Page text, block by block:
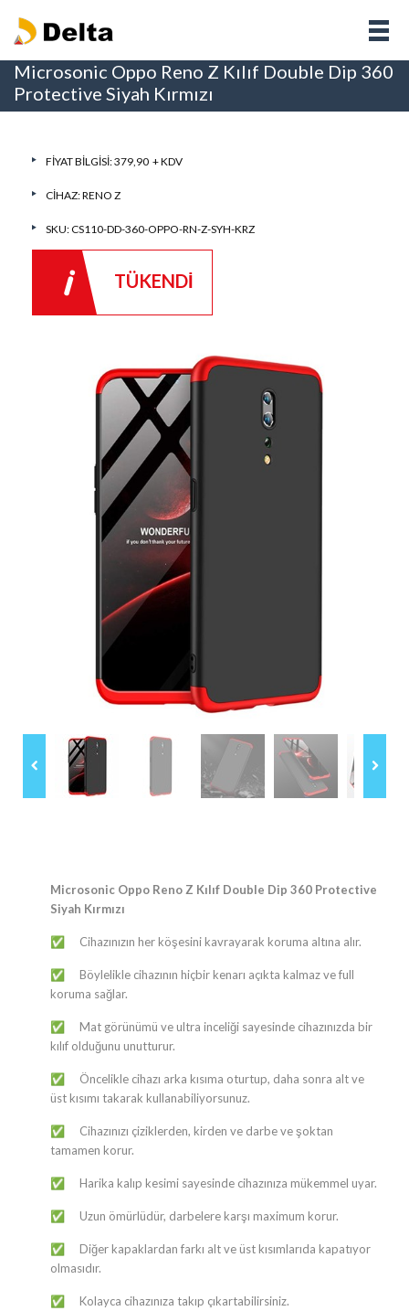
Microsonic Oppo Reno Z Kılıf Double Dip 360
Protective Siyah Kırmızı
FIYAT BILGISI: 379,90 + KDV
CIHAZ:RENO Z
SKU: CS110-DD-360-OPPO-RN-Z-SYH-KRZ
TÜKENDİ
Microsonic Oppo Reno Z Kılıf Double Dip 360 Protective
Siyah Kırmızı
✅ Cihazınızın her köşesini kavrayarak koruma altına alır.
✅ Böylelikle cihazının hiçbir kenarı açıkta kalmaz ve full
koruma sağlar.
✅ Mat görünümü ve ultra inceliği sayesinde cihazınızda bir
kılıf olduğunu unutturur.
✅ Öncelikle cihazı arka kısıma oturtup, daha sonra alt ve
üst kısımı takarak kullanabiliyorsunuz.
✅ Cihazınızı çiziklerden, kirden ve darbe ve şoktan
tamamen korur.
✅ Harika kalıp kesimi sayesinde cihazınıza mükemmel uyar.
✅ Uzun ömürlüdür, darbelere karşı maximum korur.
✅ Diğer kapaklardan farkı alt ve üst kısımlarıda kapatıyor
olmasıdır.
✅ Kolayca cihazınıza takıp çıkartabilirsiniz.